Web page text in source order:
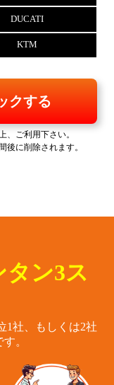
DUCATI
KTM
クする
、ご利用下さい。
後に削除されます。
タン3ス
1社、もしくは2社
。